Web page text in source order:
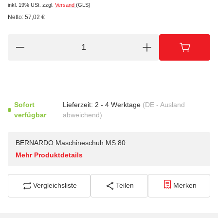
inkl. 19% USt. zzgl. Versand (GLS)
Netto: 57,02 €
Sofort
verfügbar
Lieferzeit: 2 - 4 Werktage (DE - Ausland
abweichend)
BERNARDO Maschineschuh MS 80
Mehr Produktdetails
Vergleichsliste Teilen Merken